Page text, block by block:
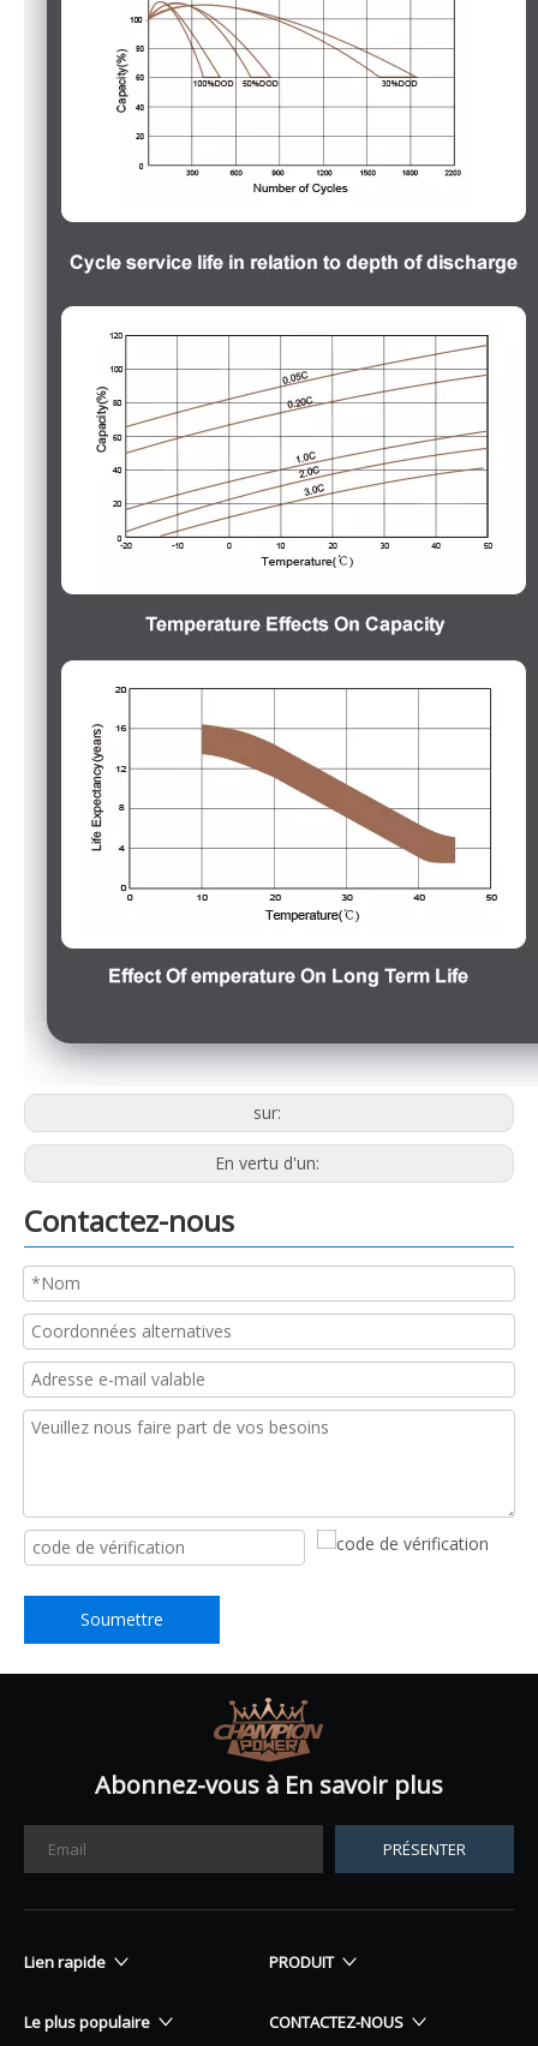
sur:
En vertu d'un:
Contactez-nous
Soumettre
Abonnez-vous à En savoir plus
PRÉSENTER
Lien rapide PRODUIT
Le plus populaire CONTACTEZ-NOUS